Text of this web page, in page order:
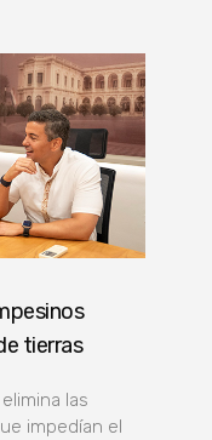
tierras
las
impedían el